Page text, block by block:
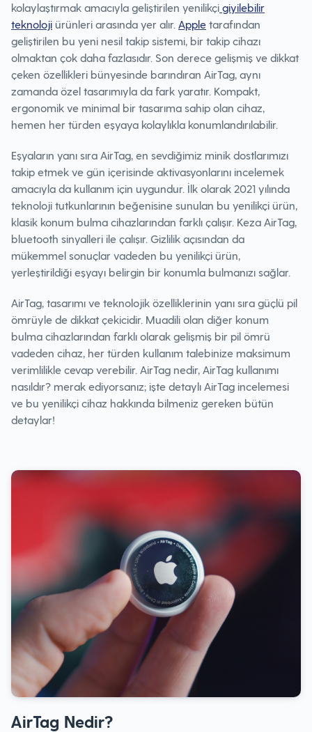
kolaylaştırmak amacıyla geliştirilen yenilikçi giyilebilir
teknoloji ürünleri arasında yer alır. Apple tarafından
geliştirilen bu yeni nesil takip sistemi, bir takip cihazı
olmaktan çok daha fazlasıdır. Son derece gelişmiş ve dikkat
çeken özellikleri bünyesinde barındıran AirTag, aynı
zamanda özel tasarımıyla da fark yaratır. Kompakt,
ergonomik ve minimal bir tasarıma sahip olan cihaz,
hemen her türden eşyaya kolaylıkla konumlandırılabilir.
Eşyaların yanı sıra AirTag, en sevdiğimiz minik dostlarımızı
takip etmek ve gün içerisinde aktivasyonlarını incelemek
amacıyla da kullanım için uygundur. İlk olarak 2021 yılında
teknoloji tutkunlarının beğenisine sunulan bu yenilikçi ürün,
klasik konum bulma cihazlarından farklı çalışır. Keza AirTag,
bluetooth sinyalleri ile çalışır. Gizlilik açısından da
mükemmel sonuçlar vadeden bu yenilikçi ürün,
yerleştirildiği eşyayı belirgin bir konumla bulmanızı sağlar.
AirTag, tasarımı ve teknolojik özelliklerinin yanı sıra güçlü pil
ömrüyle de dikkat çekicidir. Muadili olan diğer konum
bulma cihazlarından farklı olarak gelişmiş bir pil ömrü
vadeden cihaz, her türden kullanım talebinize maksimum
verimlilikle cevap verebilir. AirTag nedir, AirTag kullanımı
nasıldır? merak ediyorsanız; işte detaylı AirTag incelemesi
ve bu yenilikçi cihaz hakkında bilmeniz gereken bütün
detaylar!
AirTag Nedir?